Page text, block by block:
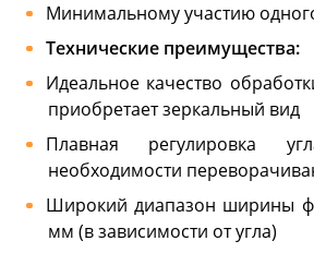
Минимальному участию
Технические преимущества:
Идеальное качество
приобретает зеркальный вид
Плавная регулировка
необходимости
Широкий диапазон ширины
мм (в зависимости от угла)